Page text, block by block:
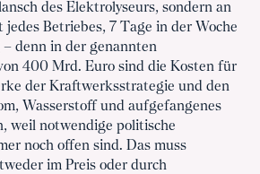
des Elektrolyseurs, sondern an
Betriebes, 7 Tage in der Woche
denn in der genannten
400 Mrd. Euro sind die Kosten für
der Kraftwerksstrategie und den
Wasserstoff und aufgefangenes
weil notwendige politische
noch offen sind. Das muss
im Preis oder durch